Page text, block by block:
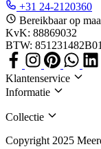
+31 24-2120360
Bereikbaar op
KvK: 88869032
BTW: 851231482B01
Klantenservice
Informatie
Collectie
Copyright 2025